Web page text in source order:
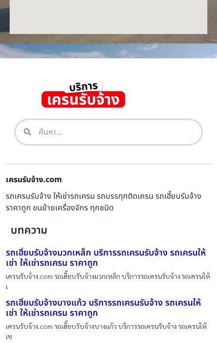
เครนรับจ้าง.com
รถเครนรับจ้าง ให้เช่ารถเครน รถบรรทุกติดเครน รถเฮี๊ยบรับจ้าง
ราคาถูก ขนย้ายเครื่องจักร ทุกชนิด
บทความ
รถเฮี๊ยบรับจ้างมวกเหล็ก บริการรถเครนรับจ้าง รถเครนให้
เช่า ให้เช่ารถเครน ราคาถูก
เครนรับจ้าง.com รถเฮี๊ยบรับจ้างมวกเหล็ก บริการรถเครนรับจ้าง รถเครนให้
เ
รถเฮี๊ยบรับจ้างบางแก้ว บริการรถเครนรับจ้าง รถเครนให้
เช่า ให้เช่ารถเครน ราคาถูก
เครนรับจ้าง.com รถเฮี๊ยบรับจ้างบางแก้ว บริการรถเครนรับจ้าง รถเครนให้
เช